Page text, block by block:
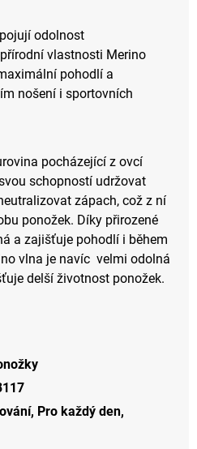
odolnost
vlastnosti Merino
pohodlí a
nošení i sportovních
pocházející z ovcí
schopností udržovat
zápach, což z ní
ponožek. Díky přirozené
a zajišťuje pohodlí i během
vlna je navíc velmi odolná
delší životnost ponožek.
, Pro každý den,